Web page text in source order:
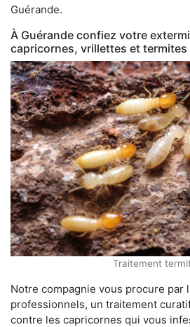
Guérande.
À Guérande confiez votre
capricornes, vrillettes et
Traitement
Notre compagnie vous procure par
professionnels, un traitement
contre les capricornes qui vous